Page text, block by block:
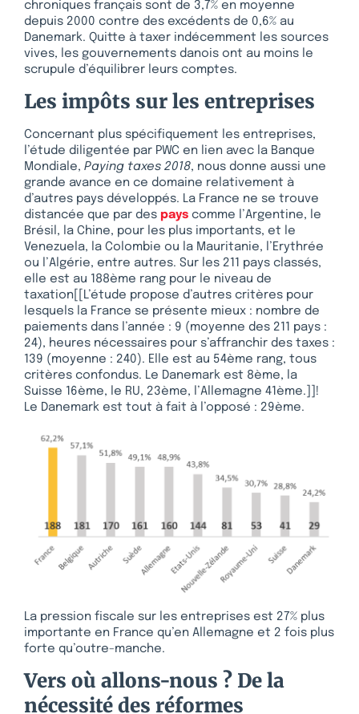
chroniques français sont de 3,7% en moyenne
depuis 2000 contre des excédents de 0,6% au
Danemark. Quitte à taxer indécemment les sources
vives, les gouvernements danois ont au moins le
scrupule d’équilibrer leurs comptes.
Les impôts sur les entreprises
Concernant plus spécifiquement les entreprises,
l’étude diligentée par PWC en lien avec la Banque
Mondiale, Paying taxes 2018, nous donne aussi une
grande avance en ce domaine relativement à
d’autres pays développés. La France ne se trouve
distancée que par des pays comme l’Argentine, le
Brésil, la Chine, pour les plus importants, et le
Venezuela, la Colombie ou la Mauritanie, l’Erythrée
ou l’Algérie, entre autres. Sur les 211 pays classés,
elle est au 188ème rang pour le niveau de
taxation[[L’étude propose d’autres critères pour
lesquels la France se présente mieux : nombre de
paiements dans l’année : 9 (moyenne des 211 pays :
24), heures nécessaires pour s’affranchir des taxes :
139 (moyenne : 240). Elle est au 54ème rang, tous
critères confondus. Le Danemark est 8ème, la
Suisse 16ème, le RU, 23ème, l’Allemagne 41ème.]]!
Le Danemark est tout à fait à l’opposé : 29ème.
La pression fiscale sur les entreprises est 27% plus
importante en France qu’en Allemagne et 2 fois plus
forte qu’outre-manche.
Vers où allons-nous ? De la
nécessité des réformes